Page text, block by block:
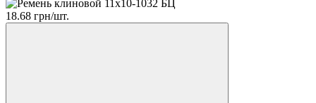
18.68 грн/шт.